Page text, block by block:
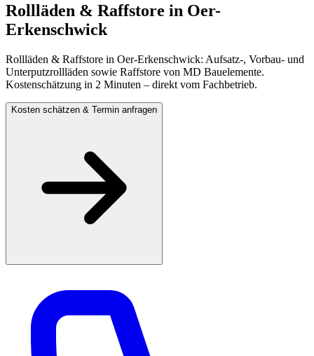
Rollläden & Raffstore in Oer-
Erkenschwick
Rollläden & Raffstore in Oer-Erkenschwick: Aufsatz-, Vorbau- und
Unterputzrollläden sowie Raffstore von MD Bauelemente.
Kostenschätzung in 2 Minuten – direkt vom Fachbetrieb.
Kosten schätzen & Termin anfragen